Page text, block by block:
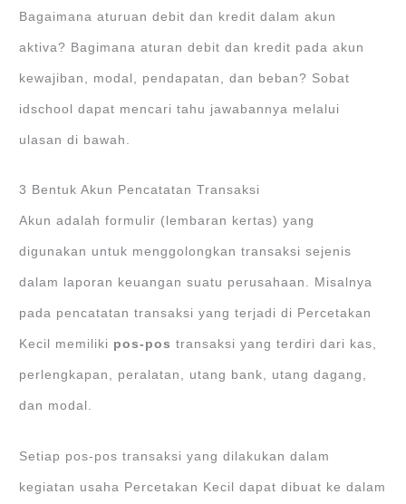
Bagaimana aturuan debit dan kredit dalam akun
aktiva? Bagimana aturan debit dan kredit pada akun
kewajiban, modal, pendapatan, dan beban? Sobat
idschool dapat mencari tahu jawabannya melalui
ulasan di bawah.
3 Bentuk Akun Pencatatan Transaksi
Akun adalah formulir (lembaran kertas) yang
digunakan untuk menggolongkan transaksi sejenis
dalam laporan keuangan suatu perusahaan. Misalnya
pada pencatatan transaksi yang terjadi di Percetakan
Kecil memiliki pos-pos transaksi yang terdiri dari kas,
perlengkapan, peralatan, utang bank, utang dagang,
dan modal.
Setiap pos-pos transaksi yang dilakukan dalam
kegiatan usaha Percetakan Kecil dapat dibuat ke dalam